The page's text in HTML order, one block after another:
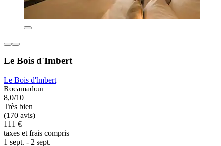
Le Bois d'Imbert
Le Bois d'Imbert
Rocamadour
8,0/10
Très bien
(170 avis)
111 €
taxes et frais compris
1 sept. - 2 sept.